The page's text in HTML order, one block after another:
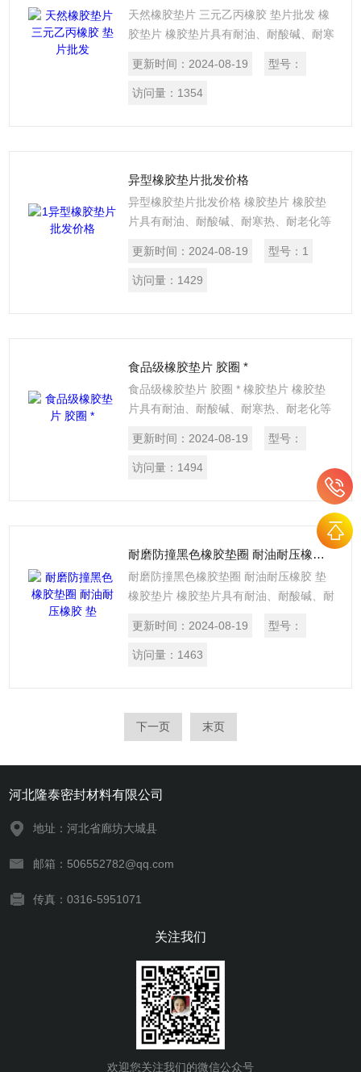
天然橡胶垫片 三元乙丙橡胶 垫片批发 橡
胶垫片 橡胶垫片具有耐油、耐酸碱、耐寒
状的密封垫片，广泛应用于医药、电子、
化工、抗静电、阻燃、食品等行业。
更新时间： 2024-08-19 型号：
访问量： 1354
异型橡胶垫片批发价格
异型橡胶垫片批发价格 橡胶垫片 橡胶垫
片具有耐油、耐酸碱、耐寒热、耐老化等
片，广泛应用于医药、电子、化工、抗静
电、阻燃、食品等行业。
更新时间： 2024-08-19 型号： 1
访问量： 1429
食品级橡胶垫片 胶圈 *
食品级橡胶垫片 胶圈 * 橡胶垫片 橡胶垫
片具有耐油、耐酸碱、耐寒热、耐老化等
片，广泛应用于医药、电子、化工、抗静
电、阻燃、食品等行业。
更新时间： 2024-08-19 型号：
访问量： 1494
耐磨防撞黑色橡胶垫圈 耐油耐压橡胶 垫
耐磨防撞黑色橡胶垫圈 耐油耐压橡胶 垫
橡胶垫片 橡胶垫片具有耐油、耐酸碱、耐
形状的密封垫片，广泛应用于医药、电
子、化工、抗静电、阻燃、食品等行业。
更新时间： 2024-08-19 型号：
访问量： 1463
下一页 末页
河北隆泰密封材料有限公司
地址：河北省廊坊大城县
邮箱：506552782@qq.com
传真：0316-5951071
关注我们
欢迎您关注我们的微信公众号